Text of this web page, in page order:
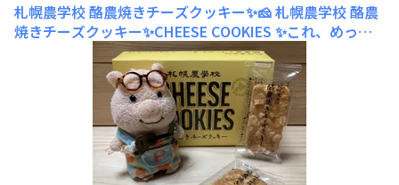
札幌農学校 酪農焼きチーズクッキー✨🧀札幌農学校 酪農
焼きチーズクッキー✨CHEESE COOKIES ✨これ、めっち
ゃめちゃ美味しいです😋✨あまりの美味しさに、2箱追加
購入しました🤣💦甘みのあるクッキーに、ザクザクのナッ
ツのような食感のチーズのしょっぱ味が…たまりません🥹
✨しょっぱみがあって…うまぁ〜🥹✨✨